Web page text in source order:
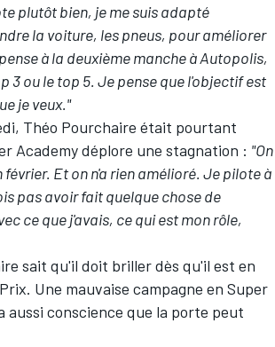
plutôt bien, je me suis adapté
la voiture, les pneus, pour améliorer
à la deuxième manche à Autopolis,
3 ou le top 5. Je pense que l'objectif est
je veux."
Théo Pourchaire était pourtant
Academy déplore une stagnation : "On
Et on n'a rien amélioré. Je pilote à
pas avoir fait quelque chose de
ce que j'avais, ce qui est mon rôle,
sait qu'il doit briller dès qu'il est en
Une mauvaise campagne en Super
aussi conscience que la porte peut